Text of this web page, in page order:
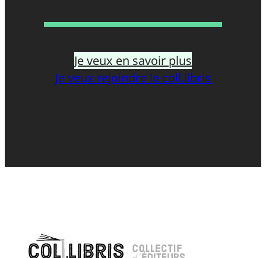
Je veux en savoir plus
Je veux rejoindre le coll.libris